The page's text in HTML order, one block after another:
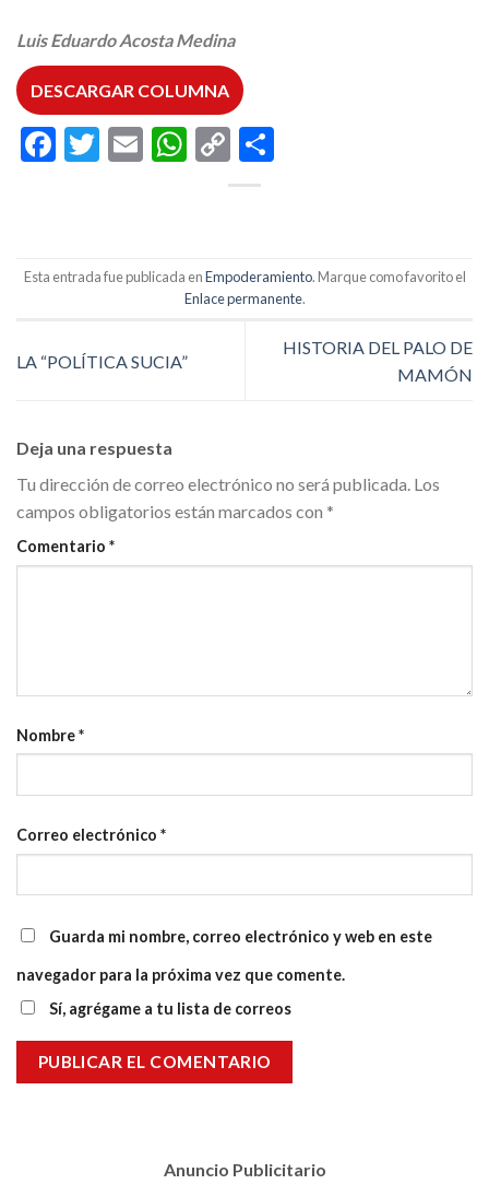
Luis Eduardo Acosta Medina
DESCARGAR COLUMNA
Facebook
Twitter
EmailWhatsApp
Copy
Link
Esta entrada fue publicada enEmpoderamiento. Marque como favorito el
Enlace permanente.
LA “POLÍTICA SUCIA”
HISTORIA DEL PALO DE
MAMÓN
Deja una respuesta
Tu dirección de correo electrónico no será publicada. Los
campos obligatorios están marcados con *
Comentario *
Nombre*
Correo electrónico *
Guarda mi nombre, correo electrónico y web en este
navegador para la próxima vez que comente.
Sí, agrégame a tu lista de correos
Anuncio Publicitario